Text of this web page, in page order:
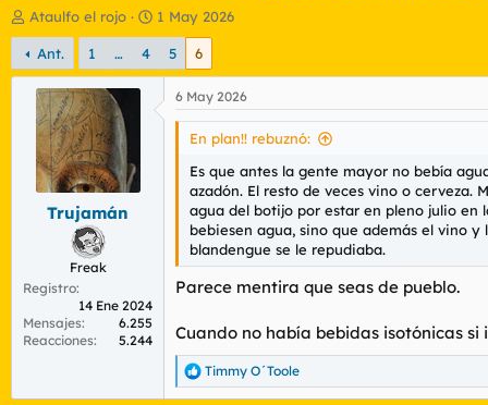
I
n
i
c
a
d
m
Ataulfo el rojo
F
e
h
d
1 May 2026
Ant. 1 … 4 5 6
Trujamán
Freak
Registro
14 Ene 2024
Mensajes
6.255
Reacciones
5.244
6 May 2026
En plan!! rebuznó:
Es que antes la gente mayor no bebía
azadón. El resto de veces vino o
agua del botijo por estar en pleno julio en
bebiesen agua, sino que además el vino
blandengue se le repudiaba.
Parece mentira que seas de pueblo.
Cuando no había bebidas isotónicas
R
e
Timmy O´Toole